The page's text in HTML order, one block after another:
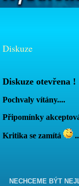
Diskuze
Diskuze otevřena !
Pochvaly vítány....
Připomínky
Kritika se zamítá
NECHCEME BÝT